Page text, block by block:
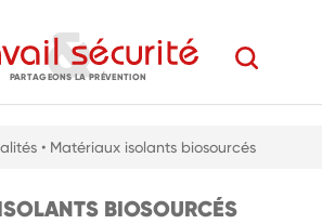
PARTAGEONS LA PRÉVENTION
• Matériaux isolants biosourcés
BIOSOURCÉS